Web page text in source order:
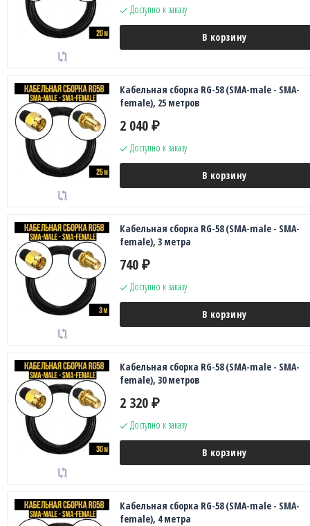
Доступно к заказу
В корзину
Кабельная сборка RG-58 (SMA-male - SMA-
female), 25 метров
2 040 ₽
Доступно к заказу
В корзину
Кабельная сборка RG-58 (SMA-male - SMA-
female), 3 метра
740 ₽
Доступно к заказу
В корзину
Кабельная сборка RG-58 (SMA-male - SMA-
female), 30 метров
2 320 ₽
Доступно к заказу
В корзину
Кабельная сборка RG-58 (SMA-male - SMA-
female), 4 метра